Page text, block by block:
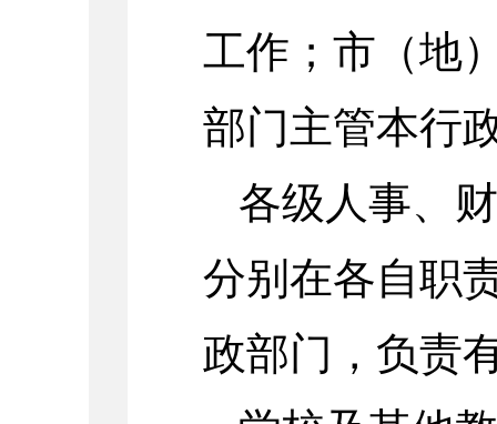
工作；市（地
部门主管本行
各级人事、
分别在各自职
政部门，负责